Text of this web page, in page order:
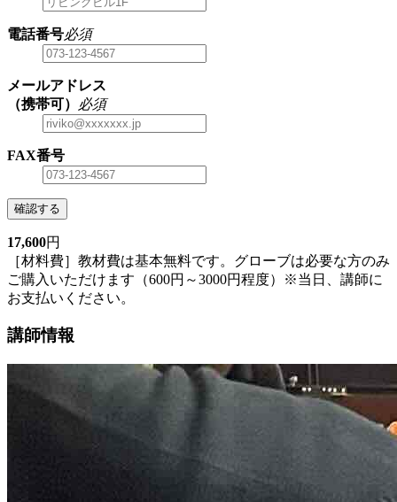
電話番号必須
メールアドレス
（携帯可）
必須
FAX番号
確認する
17,600円
［材料費］教材費は基本無料です。グローブは必要な方のみ
ご購入いただけます（600円～3000円程度）※当日、講師に
お支払いください。
講師情報